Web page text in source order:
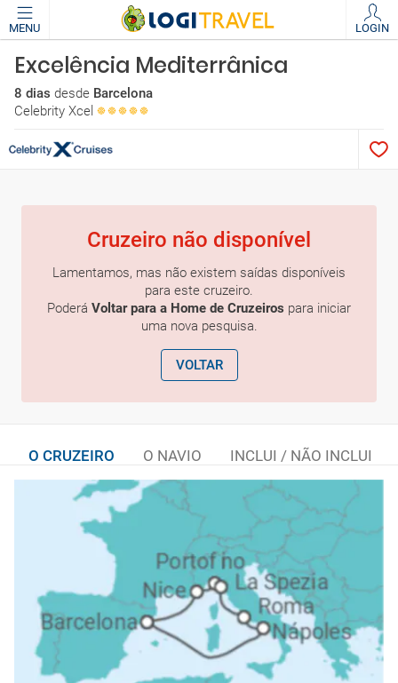
MENU LOGIN
Excelência Mediterrânica
8 dias desde Barcelona
Celebrity Xcel
Cruzeiro não disponível
Lamentamos, mas não existem saídas disponíveis
para este cruzeiro.
Poderá Voltar para a Home de Cruzeiros para iniciar
uma nova pesquisa.
VOLTAR
O CRUZEIRO O NAVIO INCLUI / NÃO INCLUI